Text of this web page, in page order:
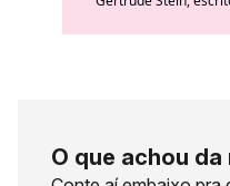
O que achou